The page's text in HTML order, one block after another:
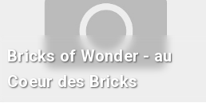
Bricks of Wonder - au
Coeur des Bricks